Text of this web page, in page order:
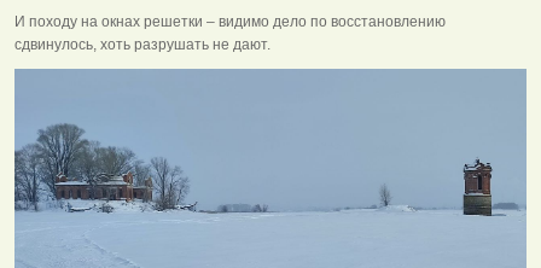
И походу на окнах решетки – видимо дело по восстановлению
сдвинулось, хоть разрушать не дают.